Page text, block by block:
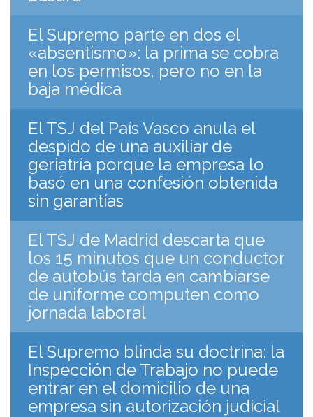
El Supremo parte en dos el
«absentismo»: la prima se cobra
en los permisos, pero no en la
baja médica
El TSJ del País Vasco anula el
despido de una auxiliar de
geriatría porque la empresa lo
basó en una confesión obtenida
sin garantías
El TSJ de Madrid descarta que
los 15 minutos que un conductor
de autobús tarda en cambiarse
de uniforme computen como
jornada laboral
El Supremo blinda su doctrina: la
Inspección de Trabajo no puede
entrar en el domicilio de una
empresa sin autorización judicial